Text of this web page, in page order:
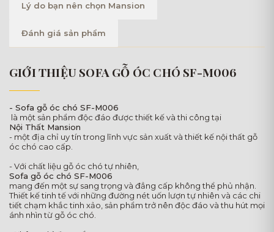
Lý do bạn nên chọn Mansion
Đánh giá sản phẩm
GIỚI THIỆU SOFA GỖ ÓC CHÓ SF-M006
- Sofa gỗ óc chó SF-M006
là một sản phẩm độc đáo được thiết kế và thi công tại
Nội Thất Mansion
- một địa chỉ uy tín trong lĩnh vực sản xuất và thiết kế nội thất gỗ
óc chó cao cấp.
- Với chất liệu gỗ óc chó tự nhiên,
Sofa gỗ óc chó SF-M006
mang đến một sự sang trọng và đẳng cấp không thể phủ nhận.
Thiết kế tinh tế với những đường nét uốn lượn tự nhiên và các chi
tiết chạm khắc tinh xảo, sản phẩm trở nên độc đáo và thu hút mọi
ánh nhìn từ gỗ óc chó.